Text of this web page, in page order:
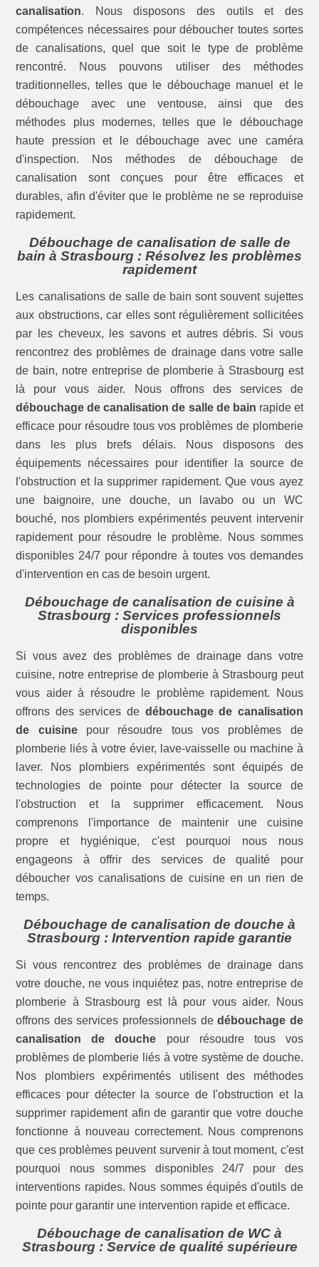
canalisation. Nous disposons des outils et des
compétences nécessaires pour déboucher toutes sortes
de canalisations, quel que soit le type de problème
rencontré. Nous pouvons utiliser des méthodes
traditionnelles, telles que le débouchage manuel et le
débouchage avec une ventouse, ainsi que des
méthodes plus modernes, telles que le débouchage
haute pression et le débouchage avec une caméra
d'inspection. Nos méthodes de débouchage de
canalisation sont conçues pour être efficaces et
durables, afin d'éviter que le problème ne se reproduise
rapidement.
Débouchage de canalisation de salle de
bain à Strasbourg : Résolvez les problèmes
rapidement
Les canalisations de salle de bain sont souvent sujettes
aux obstructions, car elles sont régulièrement sollicitées
par les cheveux, les savons et autres débris. Si vous
rencontrez des problèmes de drainage dans votre salle
de bain, notre entreprise de plomberie à Strasbourg est
là pour vous aider. Nous offrons des services de
débouchage de canalisation de salle de bain rapide et
efficace pour résoudre tous vos problèmes de plomberie
dans les plus brefs délais. Nous disposons des
équipements nécessaires pour identifier la source de
l'obstruction et la supprimer rapidement. Que vous ayez
une baignoire, une douche, un lavabo ou un WC
bouché, nos plombiers expérimentés peuvent intervenir
rapidement pour résoudre le problème. Nous sommes
disponibles 24/7 pour répondre à toutes vos demandes
d'intervention en cas de besoin urgent.
Débouchage de canalisation de cuisine à
Strasbourg : Services professionnels
disponibles
Si vous avez des problèmes de drainage dans votre
cuisine, notre entreprise de plomberie à Strasbourg peut
vous aider à résoudre le problème rapidement. Nous
offrons des services de débouchage de canalisation
de cuisinepour résoudre tous vos problèmes de
plomberie liés à votre évier, lave-vaisselle ou machine à
laver. Nos plombiers expérimentés sont équipés de
technologies de pointe pour détecter la source de
l'obstruction et la supprimer efficacement. Nous
comprenons l'importance de maintenir une cuisine
propre et hygiénique, c'est pourquoi nous nous
engageons à offrir des services de qualité pour
déboucher vos canalisations de cuisine en un rien de
temps.
Débouchage de canalisation de douche à
Strasbourg : Intervention rapide garantie
Si vous rencontrez des problèmes de drainage dans
votre douche, ne vous inquiétez pas, notre entreprise de
plomberie à Strasbourg est là pour vous aider. Nous
offrons des services professionnels dedébouchage de
canalisation de douche pour résoudre tous vos
problèmes de plomberie liés à votre système de douche.
Nos plombiers expérimentés utilisent des méthodes
efficaces pour détecter la source de l'obstruction et la
supprimer rapidement afin de garantir que votre douche
fonctionne à nouveau correctement. Nous comprenons
que ces problèmes peuvent survenir à tout moment, c'est
pourquoi nous sommes disponibles 24/7 pour des
interventions rapides. Nous sommes équipés d'outils de
pointe pour garantir une intervention rapide et efficace.
Débouchage de canalisation de WC à
Strasbourg : Service de qualité supérieure